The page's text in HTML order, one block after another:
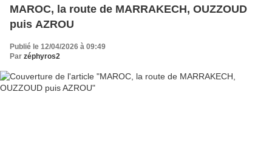
MAROC, la route de MARRAKECH, OUZZOUD
puis AZROU
Publié le 12/04/2026 à 09:49
Par zéphyros2